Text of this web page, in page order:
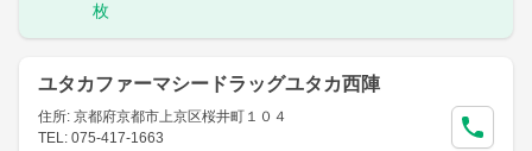
枚
ユタカファーマシードラッグユタカ西陣
住所: 京都府京都市上京区桜井町１０４
TEL: 075-417-1663